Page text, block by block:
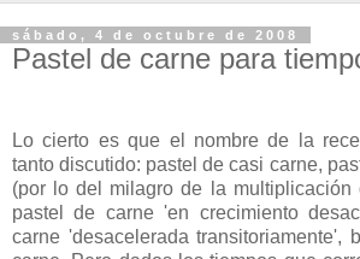
sábado, 4 de octubre de 2008
Pastel de carne para
Lo cierto es que el nombre de la
tanto discutido: pastel de casi carne,
(por lo del milagro de la multiplicación
pastel de carne 'en crecimiento
carne 'desacelerada transitoriamente',